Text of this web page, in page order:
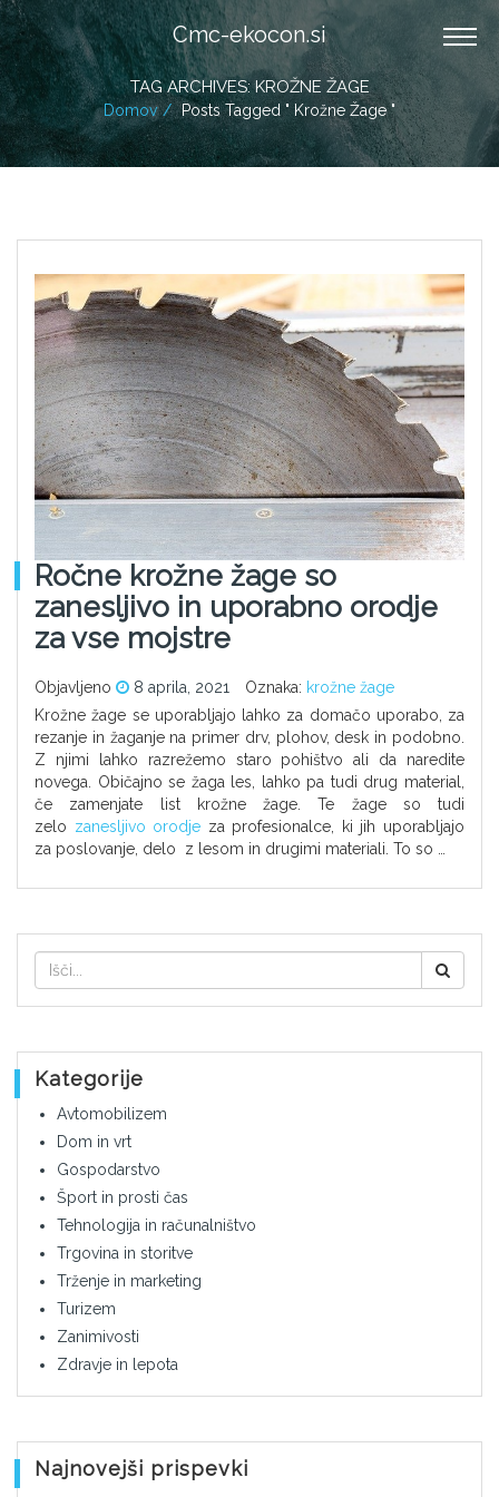
Cmc-ekocon.si
TAG ARCHIVES: KROŽNE ŽAGE
Domov Posts Tagged " Krožne Žage "
Ročne krožne žage so
zanesljivo in uporabno orodje
za vse mojstre
Objavljeno 8 aprila, 2021 Oznaka: krožne žage
Krožne žage se uporabljajo lahko za domačo uporabo, za
rezanje in žaganje na primer drv, plohov, desk in podobno.
Z njimi lahko razrežemo staro pohištvo ali da naredite
novega. Običajno se žaga les, lahko pa tudi drug material,
če zamenjate list krožne žage. Te žage so tudi
zelo zanesljivo orodje za profesionalce, ki jih uporabljajo
za poslovanje, delo z lesom in drugimi materiali. To so …
Kategorije
Avtomobilizem
Dom in vrt
Gospodarstvo
Šport in prosti čas
Tehnologija in računalništvo
Trgovina in storitve
Trženje in marketing
Turizem
Zanimivosti
Zdravje in lepota
Najnovejši prispevki